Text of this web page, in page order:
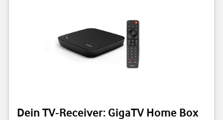
Dein TV-Receiver: GigaTV Home Box